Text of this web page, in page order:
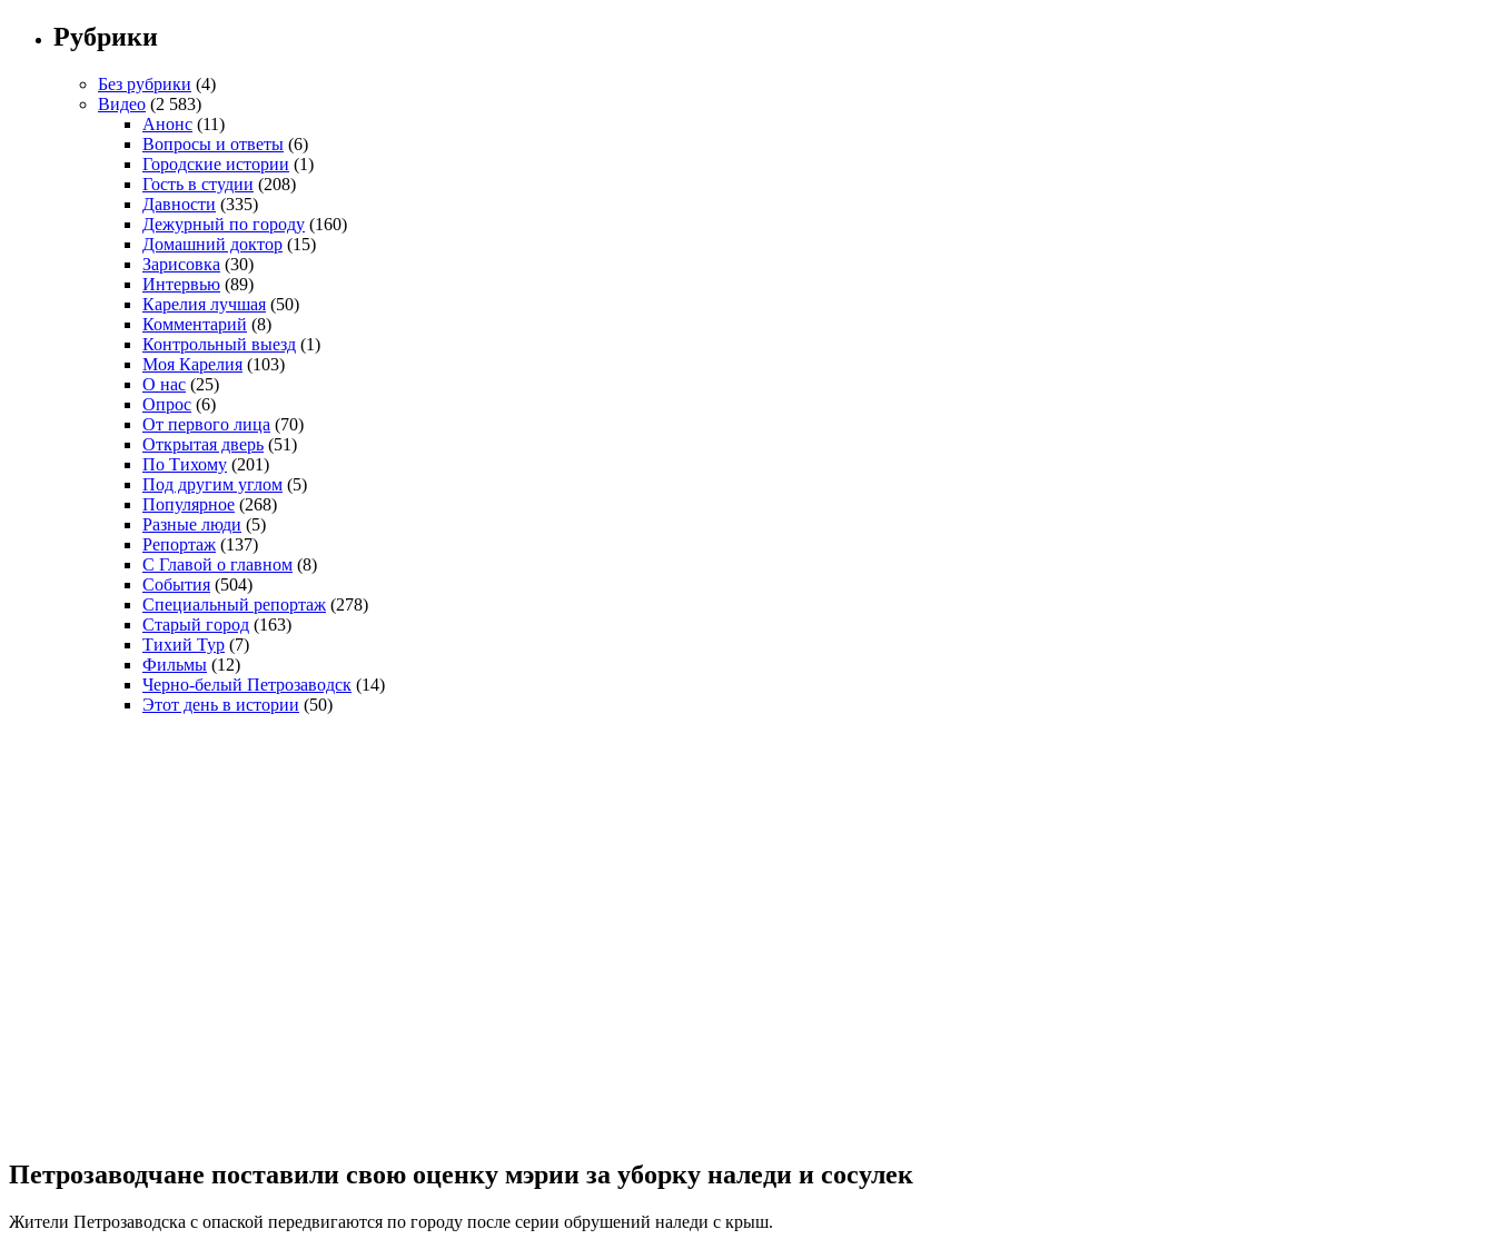
Рубрики
Без рубрики (4)
Видео (2 583)
Анонс (11)
Вопросы и ответы (6)
Городские истории (1)
Гость в студии (208)
Давности (335)
Дежурный по городу (160)
Домашний доктор (15)
Зарисовка (30)
Интервью (89)
Карелия лучшая (50)
Комментарий (8)
Контрольный выезд (1)
Моя Карелия (103)
О нас (25)
Опрос (6)
От первого лица (70)
Открытая дверь (51)
По Тихому (201)
Под другим углом (5)
Популярное (268)
Разные люди (5)
Репортаж (137)
С Главой о главном (8)
События (504)
Специальный репортаж (278)
Старый город (163)
Тихий Тур (7)
Фильмы (12)
Черно-белый Петрозаводск (14)
Этот день в истории (50)
Петрозаводчане поставили свою оценку мэрии за уборку наледи и сосулек
Жители Петрозаводска с опаской передвигаются по городу после серии обрушений наледи с крыш.